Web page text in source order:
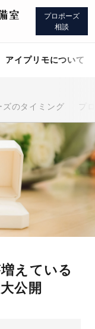
プロポーズ
相談
アイプリモについて
ズのタイミング プ
えている
公開
輩の体験談
プリモについて